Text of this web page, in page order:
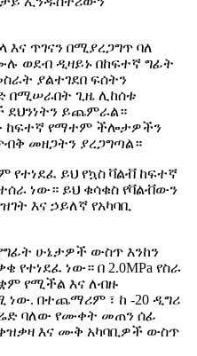
እና ጥገናን በሚያረጋግጥ ባለ
ወደብ ዲዛይኑ በከፍተኛ ግፊት
ያልተገደበ ፍሰትን
በሚሠራበት ጊዜ ሊከሰቱ
ይጨምራል።
ከፍተኛ የማተም ችሎታዎችን
መዘጋትን ያረጋግጣል።
ይህ የኳስ ቫልቭ ከፍተኛ
ነው። ይህ ቁሳቁስ የቫልቭውን
እና ኃይለኛ የአካባቢ
የግፊት ሁኔታዎች ውስጥ እንከን
የተነደፈ ነው። በ 2.0MPa የስራ
የሚችል እና ለብዙ
በተጨማሪም ፣ ከ -20 ዲግሪ
ባለው የሙቀት መጠን ሰፊ
እና ሙቅ አካባቢዎች ውስጥ